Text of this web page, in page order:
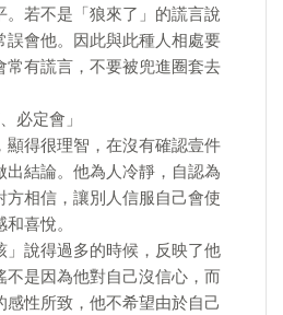
。若不是「狼來了」的謊言說
誤會他。因此與此種人相處要
常有謊言，不要被兜進圈套去
定會」
得很理智，在沒有確認壹件
出結論。他為人冷靜，自認為
方相信，讓別人信服自己會使
喜悅。
說得過多的時候，反映了他
不是因為他對自己沒信心，而
感性所致，他不希望由於自己